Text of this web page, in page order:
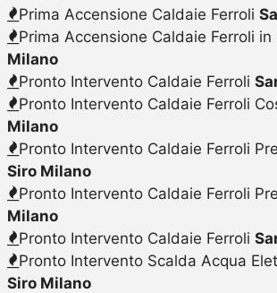
Prima Accensione Caldaie Ferroli
Prima Accensione Caldaie Ferroli in
Milano
Pronto Intervento Caldaie Ferroli
Pronto Intervento Caldaie Ferroli
Milano
Pronto Intervento Caldaie Ferroli
Siro Milano
Pronto Intervento Caldaie Ferroli
Milano
Pronto Intervento Caldaie Ferroli
Pronto Intervento Scalda Acqua
Siro Milano